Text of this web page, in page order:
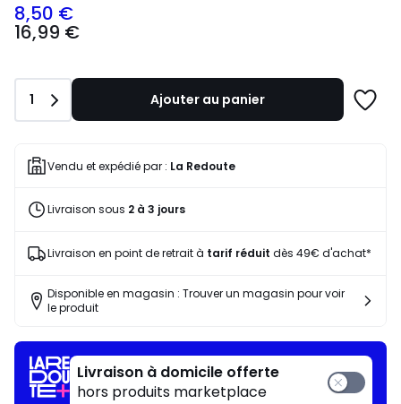
16,99
€
programme
pour
10,19
8,50 €
16,99 €
Quantité
1 Ajouter au panier
Vendu et expédié par : La Redoute
Livraison sous 2 à 3 jours
Livraison en point de retrait à tarif réduit dès 49€ d'achat*
Disponible en magasin : Trouver un magasin pour voir
le produit
Livraison à domicile offerte
hors produits marketplace